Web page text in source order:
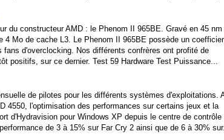
du constructeur AMD : le Phenom II 965BE. Gravé en 45 nm
Mo de cache L3. Le Phenom II 965BE possède un
d'overclocking. Nos différents confrères ont profité de
positifs, sur ce dernier. Test 59 Hardware Test Puissance...
de pilotes pour les différents systèmes d'exploitations.
4550, l'optimisation des performances sur certains jeux et la
d'Hydravision pour Windows XP depuis le centre de contrôle
de 3 à 15% sur Far Cry 2 ainsi que de 6 à 30%